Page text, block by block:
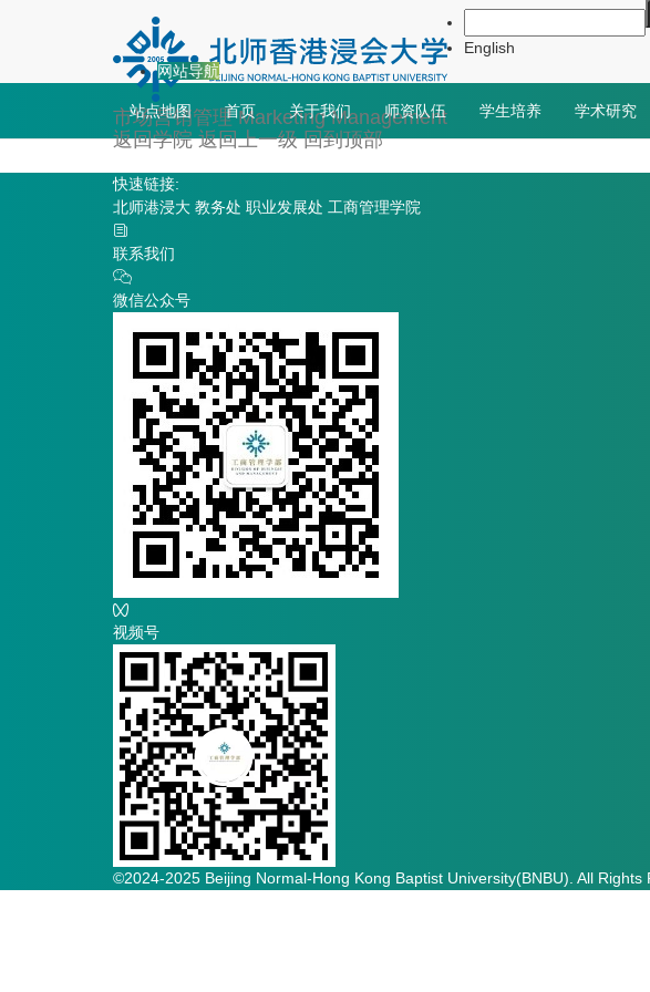
市场营销管理 Marketing Management
返回学院 返回上一级 回到顶部
English
网站导航
站点地图 首页 关于我们 师资队伍 学生培养 学术研究
快速链接:
北师港浸大 教务处 职业发展处 工商管理学院
联系我们
微信公众号
视频号
©2024-2025 Beijing Normal-Hong Kong Baptist University(BNBU). All Rights